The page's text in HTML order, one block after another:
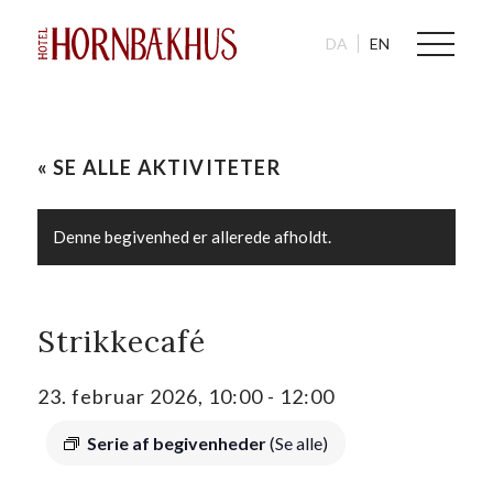
DA EN
« SE ALLE AKTIVITETER
Denne begivenhed er allerede afholdt.
Strikkecafé
23. februar 2026, 10:00- 12:00
Serie af begivenheder(Se alle)